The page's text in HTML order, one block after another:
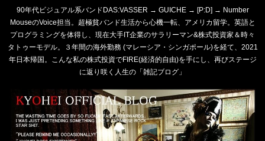
90年代ビジュアル系バンドDAS:VASSER → GUICHE → [P:D] → Number
MouseのVoice担当。超極貧バンド生活から心機一転、アメリカ留学。英語と
プログラミングを体得し、現在大手IT企業のサラリーマン&株式投資家＆時々
タトゥーモデル。３年間の海外勤務 (マレーシア・シンガポール)を経て、2021
年日本帰国。こんな私の株式投資でFIRE(経済的自由)を手にし、再びステージ
に返り咲く人生の「雑記ブログ」